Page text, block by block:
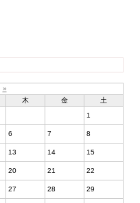
»
木 金
土
1
6 7 8
13 14 15
20 21 22
27 28 29